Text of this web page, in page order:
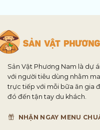
Sản Vật Phương Nam là dự
với người tiêu dùng nhằm
trực tiếp với mỗi bữa ăn gia
đó đến tận tay du khách.
NHẬN NGAY MENU